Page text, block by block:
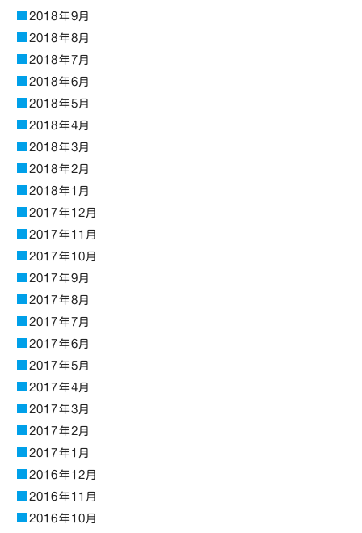
2018年9月
2018年8月
2018年7月
2018年6月
2018年5月
2018年4月
2018年3月
2018年2月
2018年1月
2017年12月
2017年11月
2017年10月
2017年9月
2017年8月
2017年7月
2017年6月
2017年5月
2017年4月
2017年3月
2017年2月
2017年1月
2016年12月
2016年11月
2016年10月